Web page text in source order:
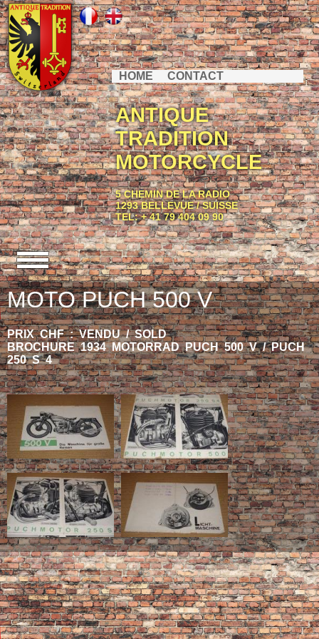
HOME CONTACT
ANTIQUE
TRADITION
MOTORCYCLE
5 CHEMIN DE LA RADIO
1293 BELLEVUE / SUISSE
TEL: + 41 79 404 09 90
MOTO PUCH 500 V
PRIX CHF : VENDU / SOLD
BROCHURE 1934 MOTORRAD PUCH 500 V / PUCH
250 S 4